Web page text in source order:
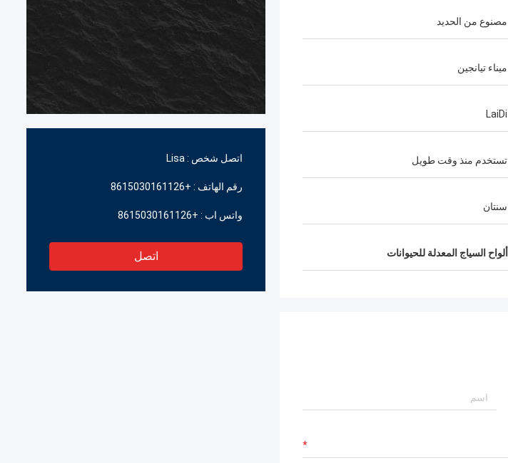
اتصل شخص : Lisa
رقم الهاتف : +8615030161126
واتس اب : +8615030161126
اتصل
مصنوع من الحديد
ميناء تيانجين
LaiDi
تستخدم منذ وقت طويل
سنتان
ألواح السياج المعدلة للحيوانات